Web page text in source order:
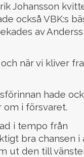
Johansson
också VBK:s
av Anderss
när vi kliver
hade
om i försvaret.
i tempo från
bra chansen i
ut den till